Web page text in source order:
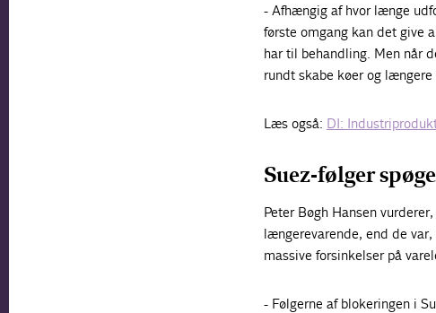
- Afhængig af hvor længe
første omgang kan det give
har til behandling. Men når
rundt skabe køer og
Læs også: DI:
Suez-følger
Peter Bøgh Hansen
længerevarende, end de
massive forsinkelser på
- Følgerne af blokeringen i